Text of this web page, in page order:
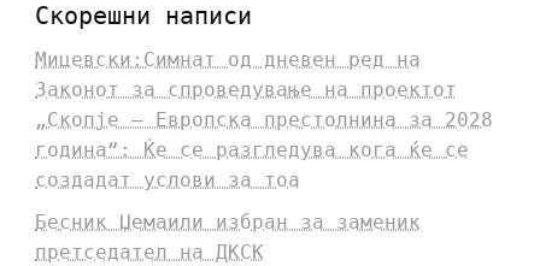
Скорешни написи
Мицевски:Симнат од дневен ред на
Законот за спроведување на проектот
„Скопје – Европска престолнина за 2028
година“: Ќе се разгледува кога ќе се
создадат услови за тоа
Бесник Џемаили избран за заменик
претседател на ДКСК